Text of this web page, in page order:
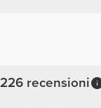
226 recensioni